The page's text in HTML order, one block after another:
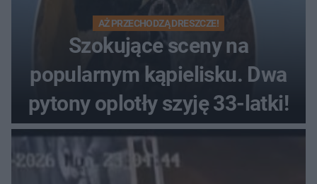
AŻ PRZECHODZĄ DRESZCZE!
Szokujące sceny na
popularnym kąpielisku. Dwa
pytony oplotły szyję 33-latki!